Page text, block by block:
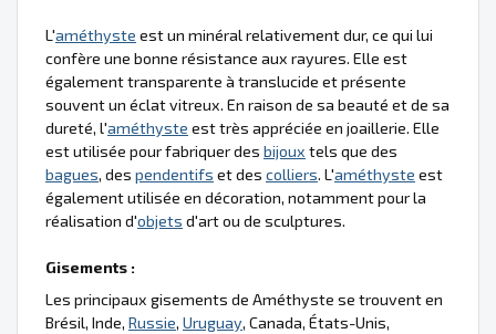
L'améthyste est un minéral relativement dur, ce qui lui
confère une bonne résistance aux rayures. Elle est
également transparente à translucide et présente
souvent un éclat vitreux. En raison de sa beauté et de sa
dureté, l'améthyste est très appréciée en joaillerie. Elle
est utilisée pour fabriquer des bijoux tels que des
bagues, des pendentifs et des colliers. L'améthyste est
également utilisée en décoration, notamment pour la
réalisation d'objets d'art ou de sculptures.
Gisements :
Les principaux gisements de Améthyste se trouvent en
Brésil, Inde, Russie, Uruguay, Canada, États-Unis,